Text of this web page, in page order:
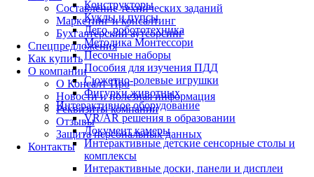
Составление технических заданий
Маркетинг и консалтинг
Бухгалтерский аутсорсинг
Спецпредложения
Как купить
О компании
О Консалт-Про
Новости и полезная информация
Реквизиты компании
Отзывы
Защита персональных данных
Контакты
Конструкторы
Куклы и пупсы
Лего, робототехника
Методика Монтессори
Песочные наборы
Пособия для изучения ПДД
Сюжетно-ролевые игрушки
Фигурки животных
Интерактивное оборудование
VR/AR решения в образовании
Документ камеры
Интерактивные детские сенсорные столы и
комплексы
Интерактивные доски, панели и дисплеи